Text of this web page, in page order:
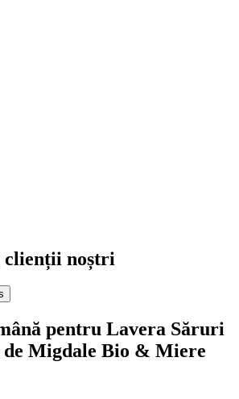
clienții noștri
pentru Lavera Săruri
de Migdale Bio & Miere